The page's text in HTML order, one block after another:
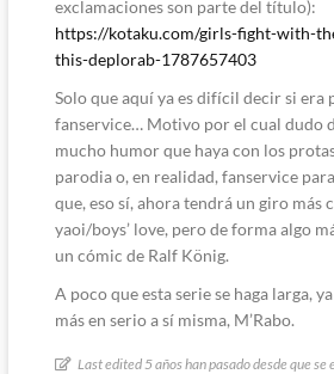
exclamaciones son parte del título):
https://kotaku.com/girls-fight-with-
this-deplorab-1787657403
Solo que aquí ya es difícil decir si era
fanservice… Motivo por el cual dudo
mucho humor que haya con los
parodia o, en realidad, fanservice
que, eso sí, ahora tendrá un giro más
yaoi/boys’ love, pero de forma algo
un cómic de Ralf König.
A poco que esta serie se haga larga,
más en serio a sí misma, M’Rabo.
Last edited 5 años han pasado desde que